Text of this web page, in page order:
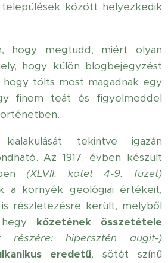
települések között helyezkedik
hogy megtudd, miért olyan
hogy külön blogbejegyzést
hogy tölts most magadnak egy
finom teát és figyelmeddel
tekintve igazán
Az 1917. évben készült
(XLVII. kötet 4-9. füzet)
a környék geológiai értékeit,
részletezésre került, melyből
kőzetének összetétele
részére: hipersztén augit-)
eredetű, sötét színű